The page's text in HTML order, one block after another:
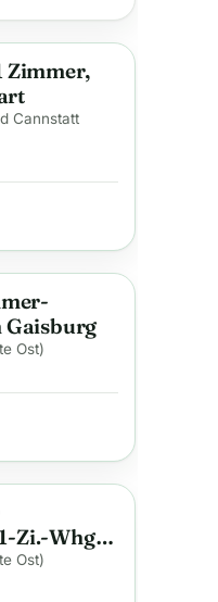
Zimmer,
Cannstatt
Gaisburg
Ost)
Zi.-Whg.
S-Ost,
Ost)